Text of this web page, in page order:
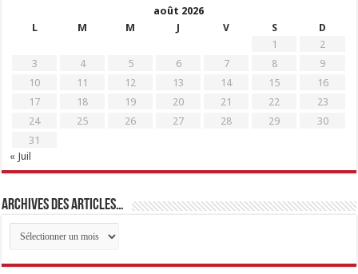
août 2026
L
M M J V S
D
1
2
3
4 5 6 7 8
9
10
11 12 13 14 15
16
17
18 19 20 21 22
23
24
25 26 27 28 29
30
31
« Juil
Archives des articles…
Archives
des
articles…